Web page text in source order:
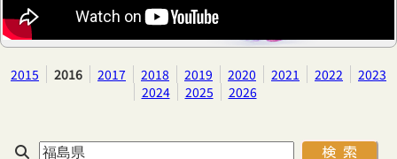
2015 2016 2017 2018 2019 2020 2021 2022
2023
2024
2025 2026